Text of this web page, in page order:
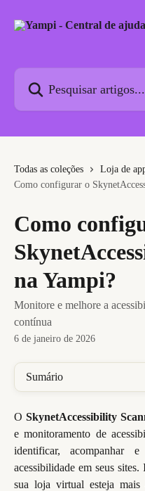
Todas as coleções Loja de
Como configurar o
Como
na Yampi?
Monitore e melhore a
contínua
6 de janeiro de 2026
Sumário
O SkynetAccessibility
e monitoramento de
identificar, acompanhar
acessibilidade em seus
sua loja virtual esteja mais